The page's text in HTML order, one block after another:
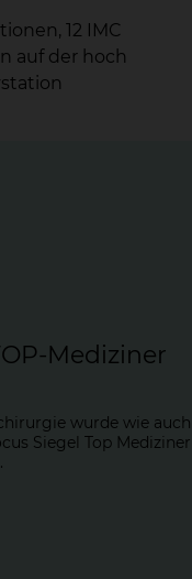
12 IMC
auf der hoch
Me­di­zi­ner
wurde wie auch
Siegel Top Mediziner